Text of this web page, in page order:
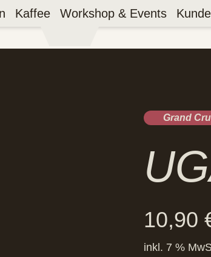
Kaffee Workshop & Events
Grand Cru
10,90
inkl. 7 %